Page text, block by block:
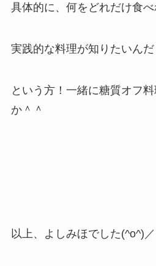
具体的に、何をどれだけ食べ
実践的な料理が知りたいんだ
という方！一緒に糖質オフ
か＾＾
以上、よしみほでした(^o^)／